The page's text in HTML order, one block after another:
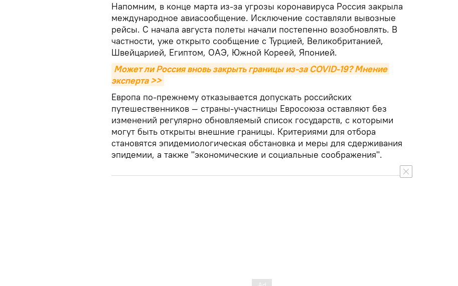
Напомним, в конце марта из-за угрозы коронавируса Россия закрыла
международное авиасообщение. Исключение составляли вывозные
рейсы. С начала августа полеты начали постепенно возобновлять. В
частности, уже открыто сообщение с Турцией, Великобританией,
Швейцарией, Египтом, ОАЭ, Южной Кореей, Японией.
Может ли Россия вновь закрыть границы из-за COVID-19? Мнение
эксперта >>
Европа по-прежнему отказывается допускать российских
путешественников — страны-участницы Евросоюза оставляют без
изменений регулярно обновляемый список государств, с которыми
могут быть открыты внешние границы. Критериями для отбора
становятся эпидемиологическая обстановка и меры для сдерживания
эпидемии, а также "экономические и социальные соображения".